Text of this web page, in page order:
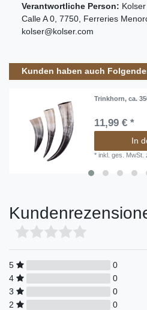
Verantwortliche Person: Kolser
Calle A 0 7750 Ferreries
kolser@kolser.com
Kunden haben auch
Trinkhorn, ca.
11,99 € *
In
*inkl. ges. MwSt.
5
0
4
0
3
0
2
0